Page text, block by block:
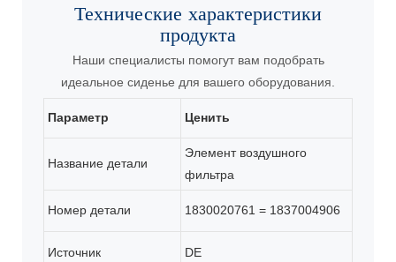
Технические характеристики
продукта
Наши специалисты помогут вам подобрать
идеальное сиденье для вашего оборудования.
Параметр Ценить
Название детали
Элемент воздушного
фильтра
Номер детали 1830020761 = 1837004906
Источник DE